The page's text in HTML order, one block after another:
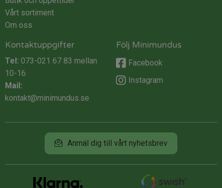
Vårt sortiment
Om oss
Kontaktuppgifter
Tel: 073-021 67 83 mellan
10-16
Mail:
kontakt@minimundus.se
Följ Minimundus
Facebook
Instagram
Anmäl dig till vårt nyhetsbrev